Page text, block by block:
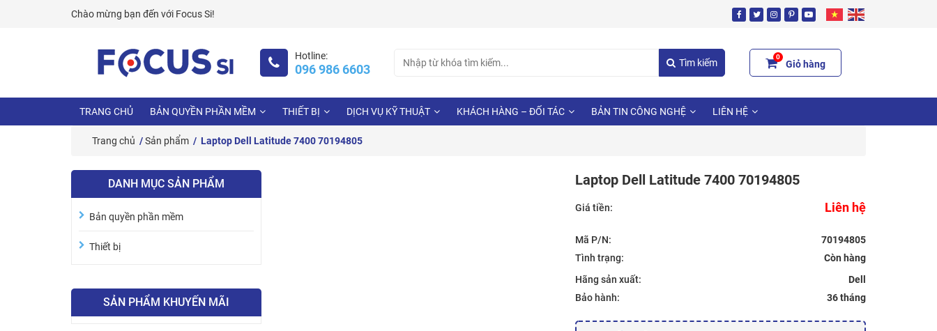
Chào mừng bạn đến với Focus Si!
Hotline:
096 986 6603
for:
Tìm kiếm
0
Giỏ hàng
TRANG CHỦ BẢN QUYỀN PHẦN MỀM THIẾT BỊ DỊCH VỤ KỸ THUẬT KHÁCH HÀNG – ĐỐI TÁC BẢN TIN CÔNG NGHỆ LIÊN HỆ
Trang chủ /Sản phẩm / Laptop Dell Latitude 7400 70194805
DANH MỤC SẢN PHẨM
Bản quyền phần mềm
Thiết bị
SẢN PHẨM KHUYẾN MÃI
Laptop Dell Latitude 7400 70194805
Giá tiền: Liên hệ
Mã P/N:
70194805
Tình trạng:
Hãng sản xuất:
Dell
Bảo hành:
36 tháng